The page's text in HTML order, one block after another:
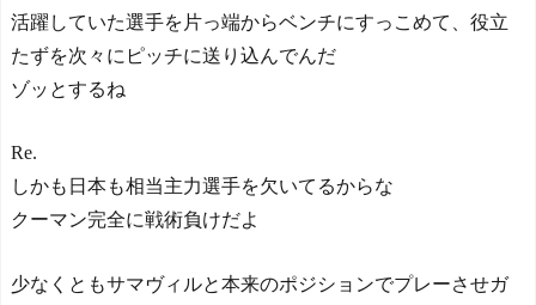
活躍していた選手を片っ端からベンチにすっこめて、役立
たずを次々にピッチに送り込んでんだ
ゾッとするね
Re.
しかも日本も相当主力選手を欠いてるからな
クーマン完全に戦術負けだよ
少なくともサマヴィルと本来のポジションでプレーさせガ